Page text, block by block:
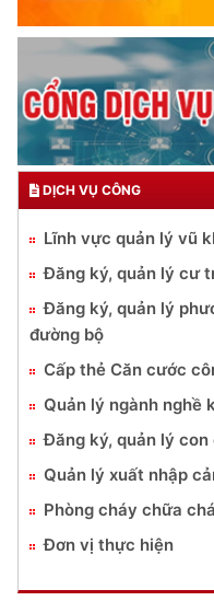
DỊCH VỤ CÔNG
Lĩnh vực quản lý vũ
Đăng ký, quản lý cư
Đăng ký, quản lý
đường bộ
Cấp thẻ Căn cước
Quản lý ngành nghề
Đăng ký, quản lý con
Quản lý xuất nhập
Phòng cháy chữa
Đơn vị thực hiện